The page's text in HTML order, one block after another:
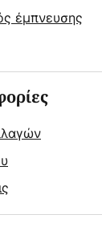
έμπνευσης